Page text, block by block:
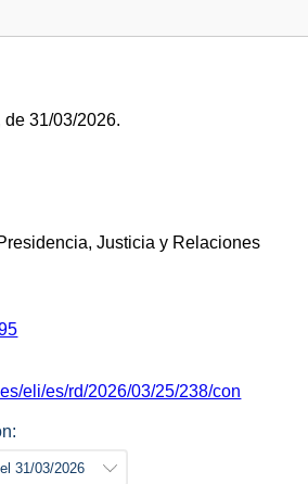
de 31/03/2026.
Justicia y Relaciones
eli/es/rd/2026/03/25/238/con
31/03/2026